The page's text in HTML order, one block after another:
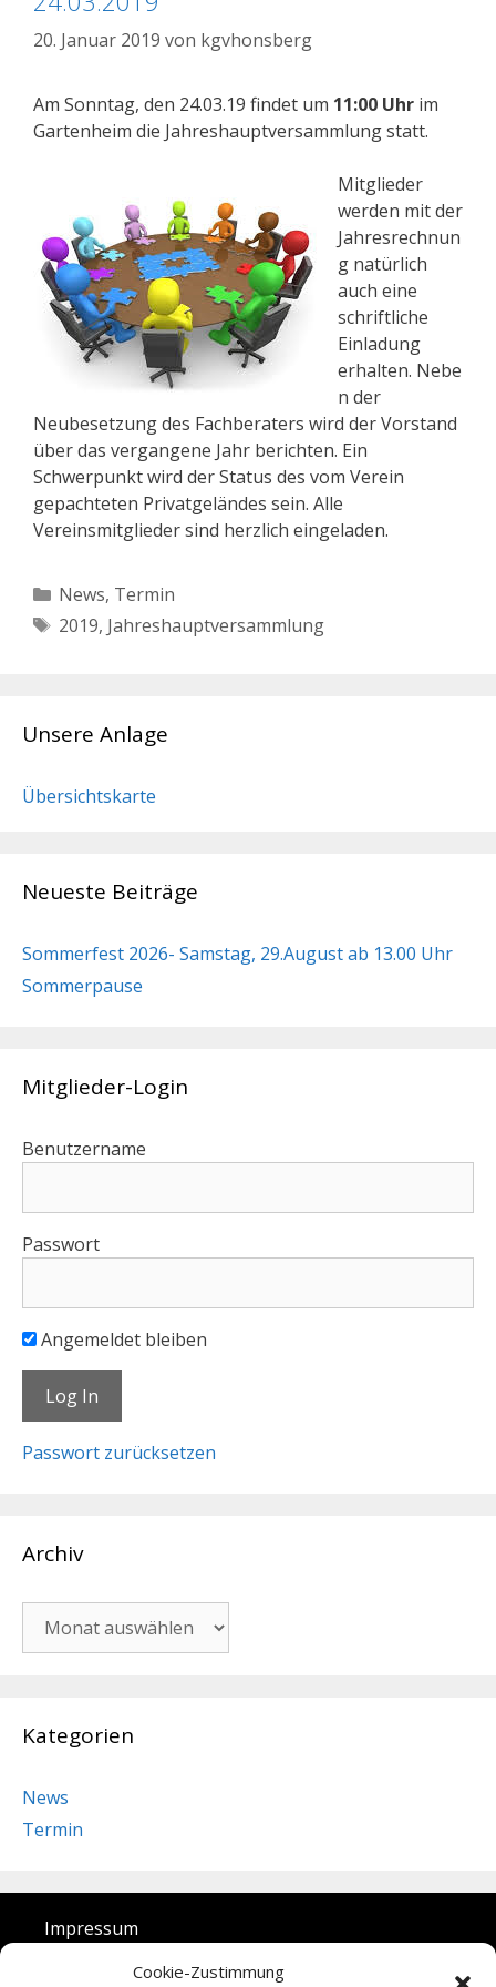
Cookie-Zustimmung
20. Januar 2019 von kgvhonsberg
Am Sonntag, den 24.03.19 findet um 11:00 Uhr im
Gartenheim die Jahreshauptversammlung statt.
Mitglieder
werden mit der
Jahresrechnun
g natürlich
auch eine
schriftliche
Einladung
erhalten. Nebe
n der
Neubesetzung des Fachberaters wird der Vorstand
über das vergangene Jahr berichten. Ein
Schwerpunkt wird der Status des vom Verein
gepachteten Privatgeländes sein. Alle
Vereinsmitglieder sind herzlich eingeladen.
Kategorien
News, Termin
Schlagwörter
2019, Jahreshauptversammlung
Unsere Anlage
Übersichtskarte
Neueste Beiträge
Sommerfest 2026- Samstag, 29.August ab 13.00 Uhr
Sommerpause
Mitglieder-Login
Benutzername
Passwort
Angemeldet bleiben
Passwort zurücksetzen
Archiv
Kategorien
News
Termin
Impressum